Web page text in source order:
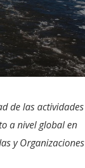
de las actividades
a nivel global en
y Organizaciones